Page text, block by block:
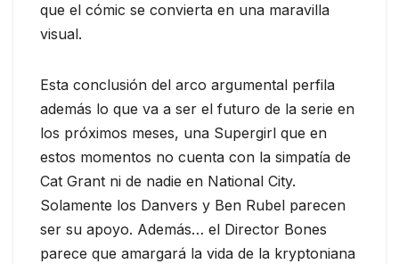
que el cómic se convierta en una maravilla
visual.
Esta conclusión del arco argumental perfila
además lo que va a ser el futuro de la serie en
los próximos meses, una Supergirl que en
estos momentos no cuenta con la simpatía de
Cat Grant ni de nadie en National City.
Solamente los Danvers y Ben Rubel parecen
ser su apoyo. Además… el Director Bones
parece que amargará la vida de la kryptoniana